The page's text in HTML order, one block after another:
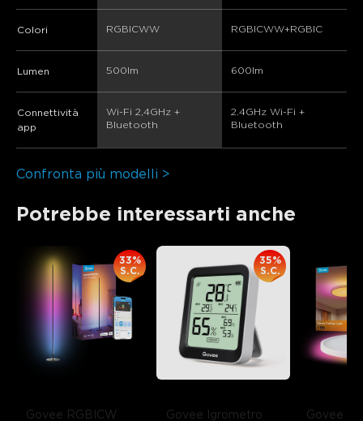
Colori RGBICWW RGBICWW+RGBIC
Lumen 500lm 600lm
Connettività
app
Wi-Fi 2,4GHz +
Bluetooth
2.4GHz Wi-Fi +
Bluetooth
Confronta più modelli >
Potrebbe interessarti anche
Govee RGBICW
33%
S.C.
Govee Igrometro
35%
S.C.
Govee